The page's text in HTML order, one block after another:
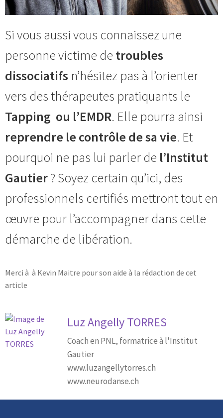
Si vous aussi vous connaissez une
personne victime de troubles
dissociatifs n’hésitez pas à l’orienter
vers des thérapeutes pratiquants le
Tapping ou l’EMDR. Elle pourra ainsi
reprendre le contrôle de sa vie. Et
pourquoi ne pas lui parler de l’Institut
Gautier? Soyez certain qu’ici, des
professionnels certifiés mettront tout en
œuvre pour l’accompagner dans cette
démarche de libération.
Merci à à Kevin Maitre pour son aide à la rédaction de cet
article
Luz Angelly TORRES
Coach en PNL, formatrice à l'Institut
Gautier
www.luzangellytorres.ch
www.neurodanse.ch